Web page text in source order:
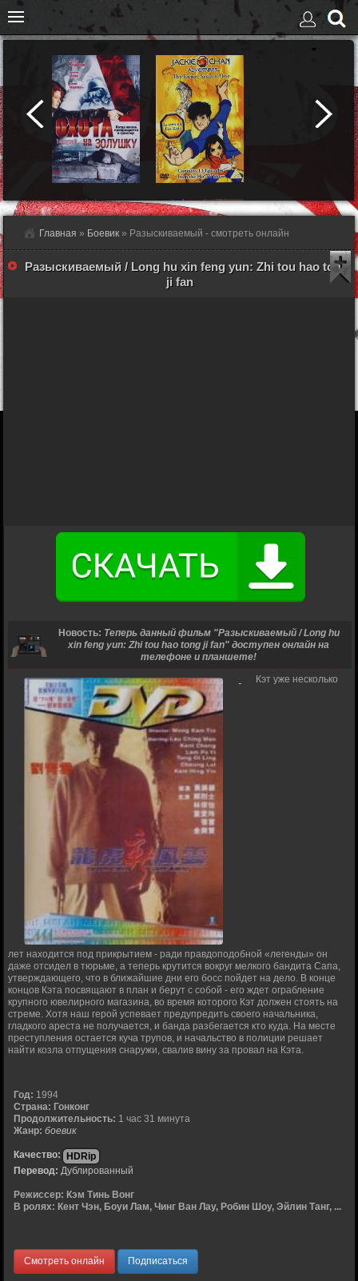
Главная » Боевик » Разыскиваемый - смотреть онлайн
Разыскиваемый / Long hu xin feng yun: Zhi tou hao tong
ji fan
Новость: Теперь данный фильм "Разыскиваемый / Long hu
xin feng yun: Zhi tou hao tong ji fan" доступен онлайн на
телефоне и планшете!
Кэт уже несколько
лет находится под прикрытием - ради правдоподобной «легенды» он
даже отсидел в тюрьме, а теперь крутится вокруг мелкого бандита Сапа,
утверждающего, что в ближайшие дни его босс пойдет на дело. В конце
концов Кэта посвящают в план и берут с собой - его ждет ограбление
крупного ювелирного магазина, во время которого Кэт должен стоять на
стреме. Хотя наш герой успевает предупредить своего начальника,
гладкого ареста не получается, и банда разбегается кто куда. На месте
преступления остается куча трупов, и начальство в полиции решает
найти козла отпущения снаружи, свалив вину за провал на Кэта.
Год: 1994
Страна: Гонконг
Продолжительность: 1 час 31 минута
Жанр: боевик
Качество:
HDRip
Перевод: Дублированный
Режиссер: Кэм Тинь Вонг
В ролях: Кент Чэн, Боуи Лам, Чинг Ван Лау, Робин Шоу, Эйлин Танг, ...
Смотреть онлайн Подписаться